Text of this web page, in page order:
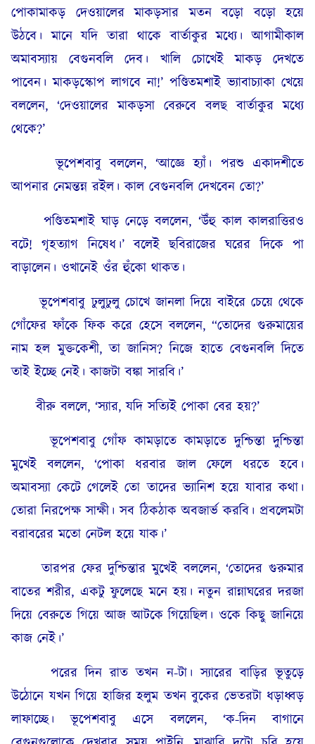
পোকামাকড় দেওয়ালের মাকড়সার মতন বড়ো বড়ো হয়ে
উঠবে। মানে যদি তারা থাকে বার্তাকুর মধ্যে। আগামীকাল
অমাবস্যায় বেগুনবলি দেব। খালি চোখেই মাকড় দেখতে
পাবেন। মাকড়স্কোপ লাগবে না!’ পণ্ডিতমশাই ভ্যাবাচ্যাকা খেয়ে
বললেন, ‘দেওয়ালের মাকড়সা বেরুবে বলছ বার্তাকুর মধ্যে
থেকে?’
ভূপেশবাবু বললেন, ‘আজ্ঞে হ্যাঁ। পরশু একাদশীতে
আপনার নেমন্তন্ন রইল। কাল বেগুনবলি দেখবেন তো?’
পণ্ডিতমশাই ঘাড় নেড়ে বললেন, ‘উঁহু কাল কালরাত্তিরও
বটে! গৃহত্যাগ নিষেধ।’ বলেই ছবিরাজের ঘরের দিকে পা
বাড়ালেন। ওখানেই ওঁর হুঁকো থাকত।
ভূপেশবাবু ঢুলুঢুলু চোখে জানলা দিয়ে বাইরে চেয়ে থেকে
গোঁফের ফাঁকে ফিক করে হেসে বললেন, “তোদের গুরুমায়ের
নাম হল মুক্তকেশী, তা জানিস? নিজে হাতে বেগুনবলি দিতে
তাই ইচ্ছে নেই। কাজটা বঙ্কা সারবি।’
বীরু বললে, ‘স্যার, যদি সত্যিই পোকা বের হয়?’
ভূপেশবাবু গোঁফ কামড়াতে কামড়াতে দুশ্চিন্তা দুশ্চিন্তা
মুখেই বললেন, ‘পোকা ধরবার জাল ফেলে ধরতে হবে।
অমাবস্যা কেটে গেলেই তো তাদের ভ্যানিশ হয়ে যাবার কথা।
তোরা নিরপেক্ষ সাক্ষী। সব ঠিকঠাক অবজার্ভ করবি। প্রবলেমটা
বরাবরের মতো নেটল হয়ে যাক।’
তারপর ফের দুশ্চিন্তার মুখেই বললেন, ‘তোদের গুরুমার
বাতের শরীর, একটু ফুলেছে মনে হয়। নতুন রান্নাঘরের দরজা
দিয়ে বেরুতে গিয়ে আজ আটকে গিয়েছিল। ওকে কিছু জানিয়ে
কাজ নেই।’
পরের দিন রাত তখন ন-টা। স্যারের বাড়ির ভূতুড়ে
উঠোনে যখন গিয়ে হাজির হলুম তখন বুকের ভেতরটা ধড়াধ্বড়
লাফাচ্ছে। ভূপেশবাবু এসে বললেন, ‘ক-দিন বাগানে